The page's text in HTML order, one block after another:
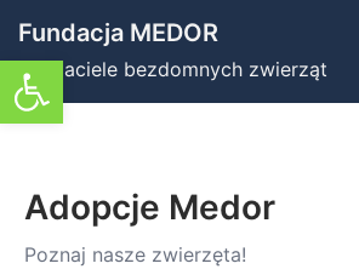
Otwórz pasek narzędzi
do
treści
Fundacja MEDOR
Przyjaciele bezdomnych zwierząt
Adopcje Medor
Poznaj nasze zwierzęta!